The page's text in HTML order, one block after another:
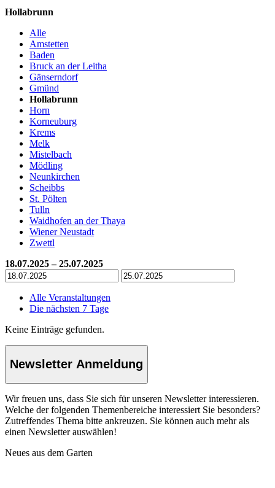
Hollabrunn
Alle
Amstetten
Baden
Bruck an der Leitha
Gänserndorf
Gmünd
Hollabrunn
Horn
Korneuburg
Krems
Melk
Mistelbach
Mödling
Neunkirchen
Scheibbs
St. Pölten
Tulln
Waidhofen an der Thaya
Wiener Neustadt
Zwettl
18.07.2025 – 25.07.2025
Alle Veranstaltungen
Die nächsten 7 Tage
Keine Einträge gefunden.
Newsletter Anmeldung
Wir freuen uns, dass Sie sich für unseren Newsletter interessieren.
Welche der folgenden Themenbereiche interessiert Sie besonders?
Zutreffendes Thema bitte ankreuzen. Sie können auch mehr als
einen Newsletter auswählen!
Neues aus dem Garten